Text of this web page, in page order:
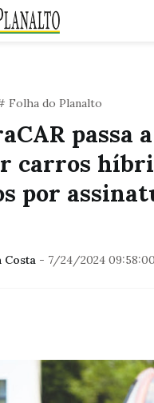
Folha do Planalto
passa a
carros
por
Costa - 7/24/2024